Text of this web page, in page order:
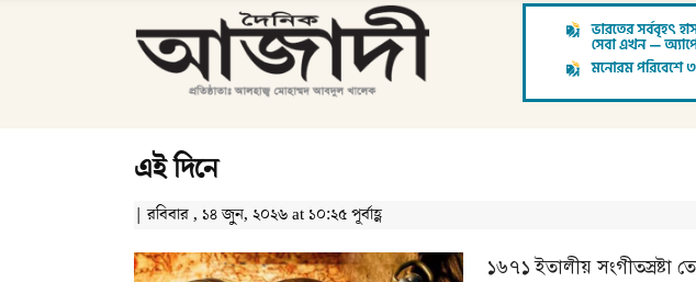
আজাদী
এই দিনে
| রবিবার , ১৪ জুন, ২০২৬ at ১০:২৫ পূর্বাহ্ণ
১৬৭১ ইতালীয়